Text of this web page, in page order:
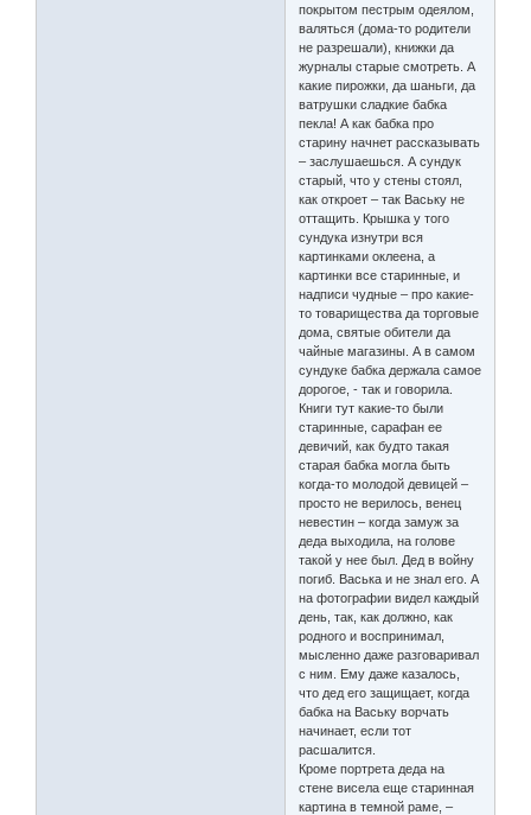
покрытом пестрым одеялом,
валяться (дома-то родители
не разрешали), книжки да
журналы старые смотреть. А
какие пирожки, да шаньги, да
ватрушки сладкие бабка
пекла! А как бабка про
старину начнет рассказывать
– заслушаешься. А сундук
старый, что у стены стоял,
как откроет – так Ваську не
оттащить. Крышка у того
сундука изнутри вся
картинками оклеена, а
картинки все старинные, и
надписи чудные – про какие-
то товарищества да торговые
дома, святые обители да
чайные магазины. А в самом
сундуке бабка держала самое
дорогое, - так и говорила.
Книги тут какие-то были
старинные, сарафан ее
девичий, как будто такая
старая бабка могла быть
когда-то молодой девицей –
просто не верилось, венец
невестин – когда замуж за
деда выходила, на голове
такой у нее был. Дед в войну
погиб. Васька и не знал его. А
на фотографии видел каждый
день, так, как должно, как
родного и воспринимал,
мысленно даже разговаривал
с ним. Ему даже казалось,
что дед его защищает, когда
бабка на Ваську ворчать
начинает, если тот
расшалится.
Кроме портрета деда на
стене висела еще старинная
картина в темной раме, –